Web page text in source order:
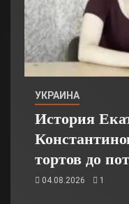
УКРАИНА
История
тортов до
04.08.2026 1